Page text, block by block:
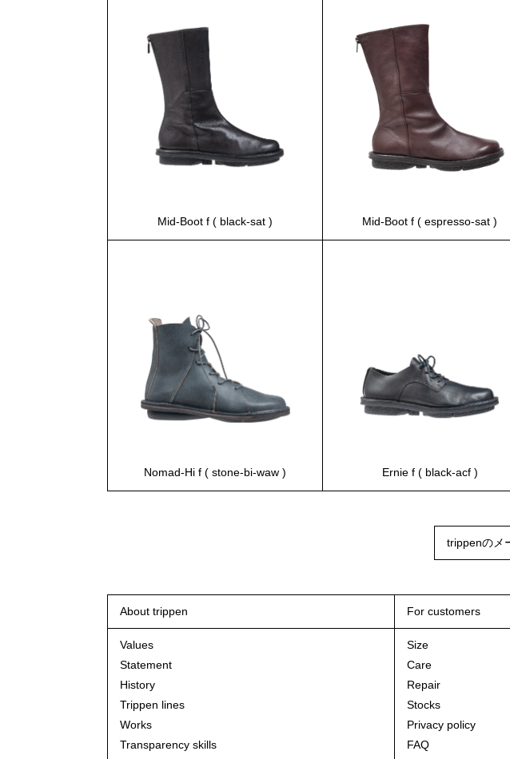
Mid-Boot f ( black-sat ) Mid-Boot f ( espresso-sat )
Nomad-Hi f ( stone-bi-waw ) Ernie f ( black-acf )
trippenのメ
About trippen
Values
Statement
History
Trippen lines
Works
Transparency skills
For customers
Size
Care
Repair
Stocks
Privacy policy
FAQ